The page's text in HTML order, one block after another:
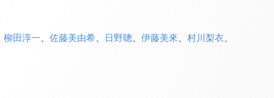
柳田淳一 佐藤美由希、 日野聰 伊藤美來 村川梨衣